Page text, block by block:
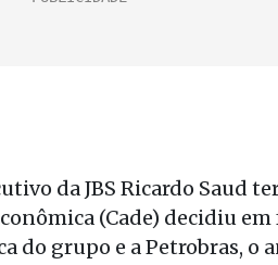
da JBS Ricardo Saud
(Cade) decidiu
do grupo e a Petrobras, o